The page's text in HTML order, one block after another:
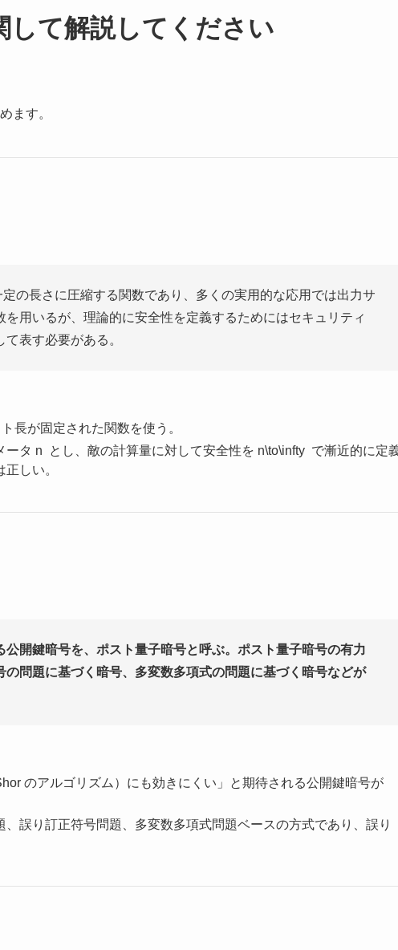
して解説してください
ます。
の長さに圧縮する関数であり、多くの実用的な応用では出力サ
用いるが、理論的に安全性を定義するためにはセキュリティ
表す必要がある。
長が固定された関数を使う。
ータ n とし、敵の計算量に対して安全性を n\to\infty で漸近的に定
しい。
開鍵暗号を、ポスト量子暗号と呼ぶ。ポスト量子暗号の有力
問題に基づく暗号、多変数多項式の問題に基づく暗号などが
のアルゴリズム）にも効きにくい」と期待される公開鍵暗号が
誤り訂正符号問題、多変数多項式問題ベースの方式であり、誤り